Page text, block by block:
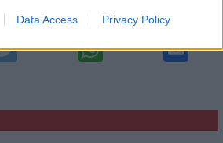
Data Access Privacy Policy